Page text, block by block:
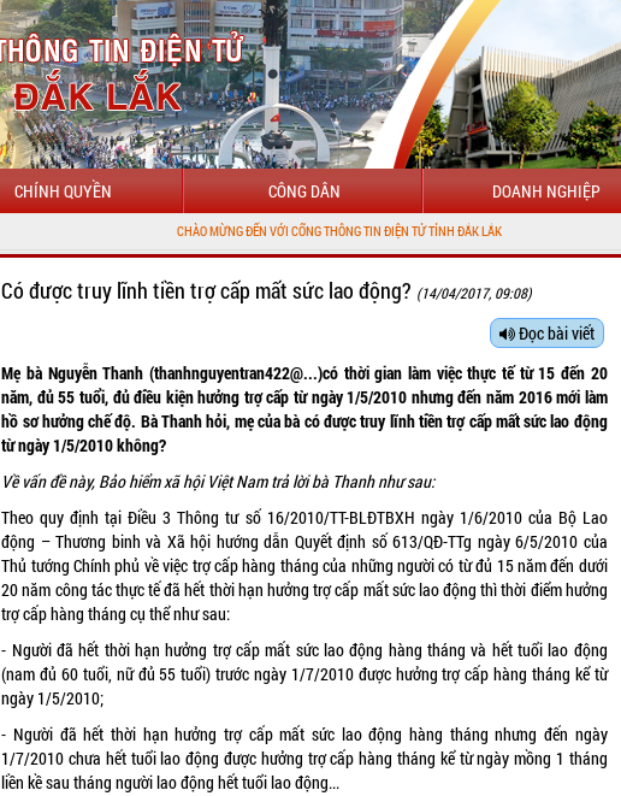
CHÍNH QUYỀN CÔNG DÂN DOANH NGHIỆP
CHÀO MỪNG ĐẾN VỚI CỔNG THÔNG TIN ĐIỆN TỬ TỈNH ĐẮK LẮK
Có được truy lĩnh tiền trợ cấp mất sức lao động? (14/04/2017, 09:08)
Đọc bài viết
Mẹ bà Nguyễn Thanh (thanhnguyentran422@...)có thời gian làm việc thực tế từ 15 đến 20
năm, đủ 55 tuổi, đủ điều kiện hưởng trợ cấp từ ngày 1/5/2010 nhưng đến năm 2016 mới làm
hồ sơ hưởng chế độ. Bà Thanh hỏi, mẹ của bà có được truy lĩnh tiền trợ cấp mất sức lao động
từ ngày 1/5/2010 không?
Về vấn đề này, Bảo hiểm xã hội Việt Nam trả lời bà Thanh như sau:
Theo quy định tại Điều 3 Thông tư số 16/2010/TT-BLĐTBXH ngày 1/6/2010 của Bộ Lao
động – Thương binh và Xã hội hướng dẫn Quyết định số 613/QĐ-TTg ngày 6/5/2010 của
Thủ tướng Chính phủ về việc trợ cấp hàng tháng của những người có từ đủ 15 năm đến dưới
20 năm công tác thực tế đã hết thời hạn hưởng trợ cấp mất sức lao động thì thời điểm hưởng
trợ cấp hàng tháng cụ thể như sau:
- Người đã hết thời hạn hưởng trợ cấp mất sức lao động hàng tháng và hết tuổi lao động
(nam đủ 60 tuổi, nữ đủ 55 tuổi) trước ngày 1/7/2010 được hưởng trợ cấp hàng tháng kể từ
ngày 1/5/2010;
- Người đã hết thời hạn hưởng trợ cấp mất sức lao động hàng tháng nhưng đến ngày
1/7/2010 chưa hết tuổi lao động được hưởng trợ cấp hàng tháng kể từ ngày mồng 1 tháng
liền kề sau tháng người lao động hết tuổi lao động...